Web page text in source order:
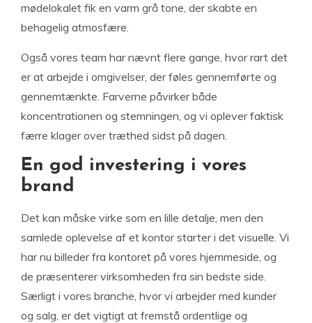
mødelokalet fik en varm grå tone, der skabte en
behagelig atmosfære.
Også vores team har nævnt flere gange, hvor rart det
er at arbejde i omgivelser, der føles gennemførte og
gennemtænkte. Farverne påvirker både
koncentrationen og stemningen, og vi oplever faktisk
færre klager over træthed sidst på dagen.
En god investering i vores
brand
Det kan måske virke som en lille detalje, men den
samlede oplevelse af et kontor starter i det visuelle. Vi
har nu billeder fra kontoret på vores hjemmeside, og
de præsenterer virksomheden fra sin bedste side.
Særligt i vores branche, hvor vi arbejder med kunder
og salg, er det vigtigt at fremstå ordentlige og